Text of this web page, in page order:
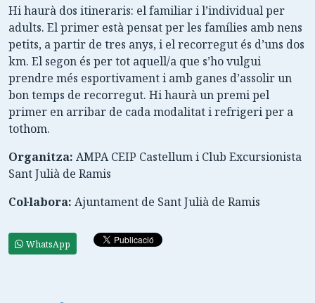
Hi haurà dos itineraris: el familiar i l’individual per
adults. El primer està pensat per les famílies amb nens
petits, a partir de tres anys, i el recorregut és d’uns dos
km. El segon és per tot aquell/a que s’ho vulgui
prendre més esportivament i amb ganes d’assolir un
bon temps de recorregut. Hi haurà un premi pel
primer en arribar de cada modalitat i refrigeri per a
tothom.
Organitza: AMPA CEIP Castellum i Club Excursionista
Sant Julià de Ramis
Col·labora: Ajuntament de Sant Julià de Ramis
WhatsApp